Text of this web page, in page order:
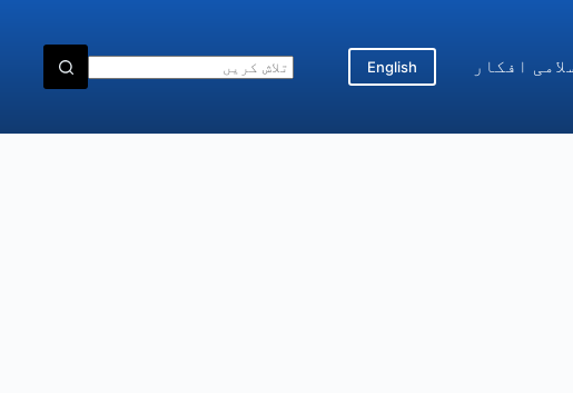
افکار English